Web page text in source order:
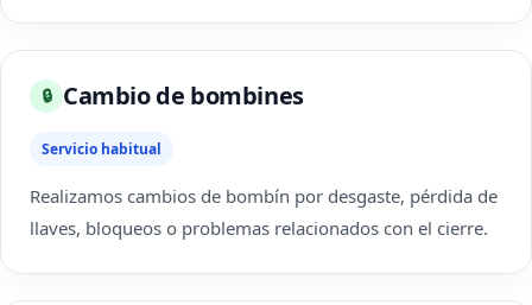
🔒 Cambio de bombines
Servicio habitual
Realizamos cambios de bombín por desgaste, pérdida de
llaves, bloqueos o problemas relacionados con el cierre.